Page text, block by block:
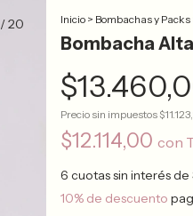
/20 Inicio > Bombachas y Packs
Bombacha
Precio sin impuestos
$12.114,00 con
6 cuotas sin interés de
10% de descuento